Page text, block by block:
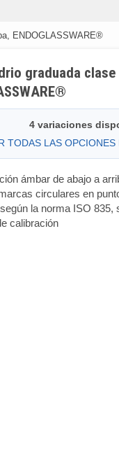
ENDOGLASSWARE®
graduada
4 variaciones
TODAS LAS
ámbar de abajo a
circulares en
la norma ISO 835,
calibración